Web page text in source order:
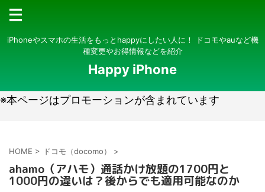
iPhoneやスマホの生活をもっとhappyにしたい人に！ ドコモやauなど機
種変更やお得情報などを紹介
Happy iPhone
※本ページはプロモーションが含まれています
HOME > ドコモ（docomo） >
ahamo（アハモ）通話かけ放題の1700円と
1000円の違いは？後からでも適用可能なのか